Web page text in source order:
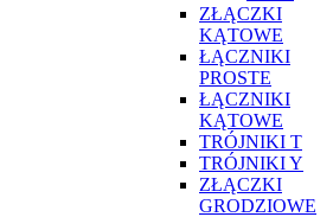
ZŁĄCZKI
KĄTOWE
ŁĄCZNIKI
PROSTE
ŁĄCZNIKI
KĄTOWE
TRÓJNIKI T
TRÓJNIKI Y
ZŁĄCZKI
GRODZIOWE